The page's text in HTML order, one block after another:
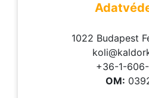
1022 Budapest
+36-1-
OM: